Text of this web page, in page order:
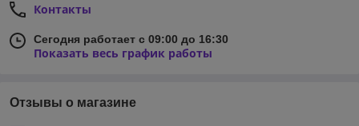
Контакты
Сегодня работает с 09:00 до 16:30
Показать весь график работы
Отзывы о магазине